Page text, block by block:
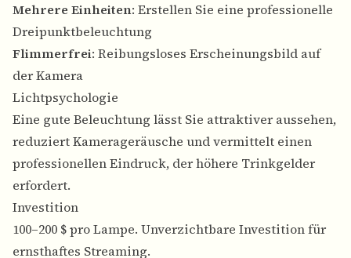
Mehrere Einheiten: Erstellen Sie eine professionelle
Dreipunktbeleuchtung
Flimmerfrei: Reibungsloses Erscheinungsbild auf
der Kamera
Lichtpsychologie
Eine gute Beleuchtung lässt Sie attraktiver aussehen,
reduziert Kamerageräusche und vermittelt einen
professionellen Eindruck, der höhere Trinkgelder
erfordert.
Investition
100–200 $ pro Lampe. Unverzichtbare Investition für
ernsthaftes Streaming.